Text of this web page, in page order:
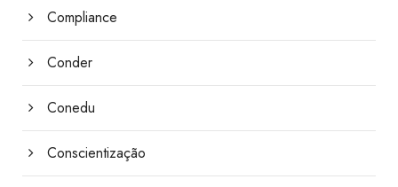
Compliance
Conder
Conedu
Conscientização